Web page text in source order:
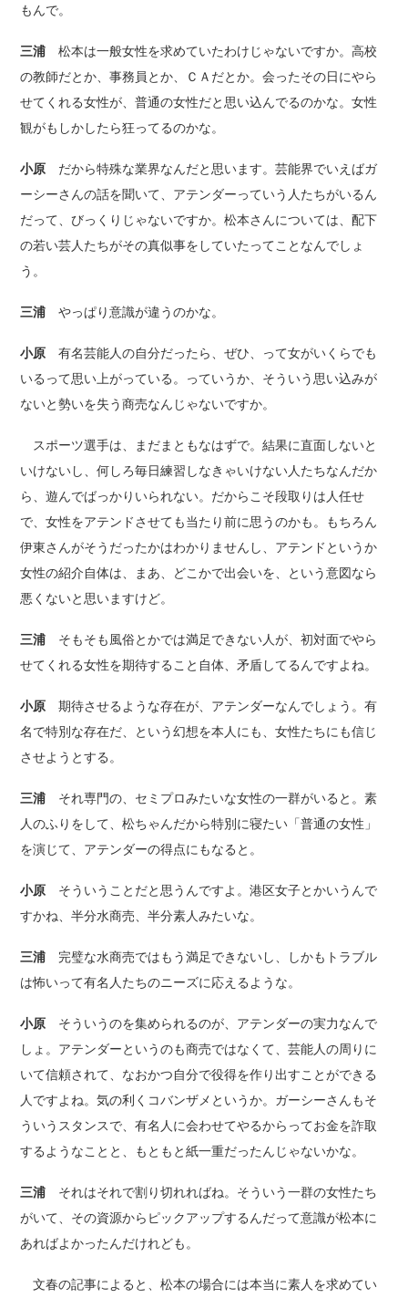
もんで。
三浦 松本は一般女性を求めていたわけじゃないですか。高校
の教師だとか、事務員とか、ＣＡだとか。会ったその日にやら
せてくれる女性が、普通の女性だと思い込んでるのかな。女性
観がもしかしたら狂ってるのかな。
小原 だから特殊な業界なんだと思います。芸能界でいえばガ
ーシーさんの話を聞いて、アテンダーっていう人たちがいるん
だって、びっくりじゃないですか。松本さんについては、配下
の若い芸人たちがその真似事をしていたってことなんでしょ
う。
三浦 やっぱり意識が違うのかな。
小原 有名芸能人の自分だったら、ぜひ、って女がいくらでも
いるって思い上がっている。っていうか、そういう思い込みが
ないと勢いを失う商売なんじゃないですか。
スポーツ選手は、まだまともなはずで。結果に直面しないと
いけないし、何しろ毎日練習しなきゃいけない人たちなんだか
ら、遊んでばっかりいられない。だからこそ段取りは人任せ
で、女性をアテンドさせても当たり前に思うのかも。もちろん
伊東さんがそうだったかはわかりませんし、アテンドというか
女性の紹介自体は、まあ、どこかで出会いを、という意図なら
悪くないと思いますけど。
三浦 そもそも風俗とかでは満足できない人が、初対面でやら
せてくれる女性を期待すること自体、矛盾してるんですよね。
小原 期待させるような存在が、アテンダーなんでしょう。有
名で特別な存在だ、という幻想を本人にも、女性たちにも信じ
させようとする。
三浦 それ専門の、セミプロみたいな女性の一群がいると。素
人のふりをして、松ちゃんだから特別に寝たい「普通の女性」
を演じて、アテンダーの得点にもなると。
小原 そういうことだと思うんですよ。港区女子とかいうんで
すかね、半分水商売、半分素人みたいな。
三浦 完璧な水商売ではもう満足できないし、しかもトラブル
は怖いって有名人たちのニーズに応えるような。
小原 そういうのを集められるのが、アテンダーの実力なんで
しょ。アテンダーというのも商売ではなくて、芸能人の周りに
いて信頼されて、なおかつ自分で役得を作り出すことができる
人ですよね。気の利くコバンザメというか。ガーシーさんもそ
ういうスタンスで、有名人に会わせてやるからってお金を詐取
するようなことと、もともと紙一重だったんじゃないかな。
三浦 それはそれで割り切れればね。そういう一群の女性たち
がいて、その資源からピックアップするんだって意識が松本に
あればよかったんだけれども。
文春の記事によると、松本の場合には本当に素人を求めてい